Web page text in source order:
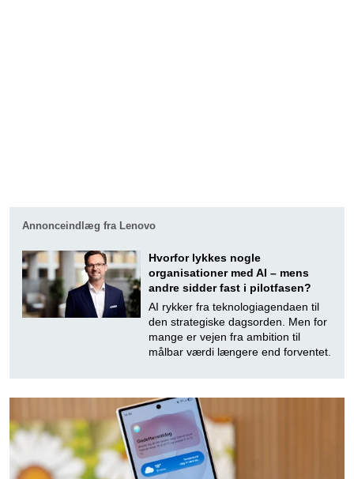
Annonceindlæg fra Lenovo
Hvorfor lykkes nogle
organisationer med AI – mens
andre sidder fast i pilotfasen?
AI rykker fra teknologiagendaen til
den strategiske dagsorden. Men for
mange er vejen fra ambition til
målbar værdi længere end forventet.